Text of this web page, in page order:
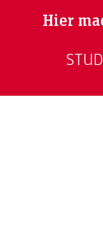
Hier